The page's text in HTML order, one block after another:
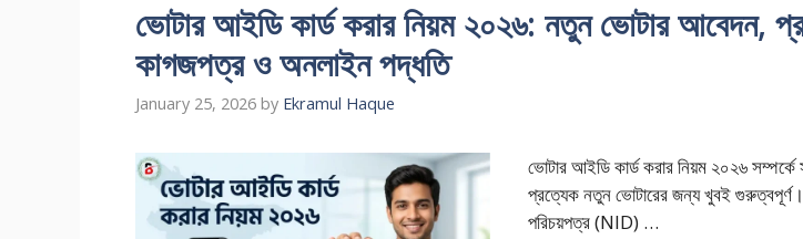
ভোটার আইডি কার্ড করার নিয়ম ২০২৬: নতুন ভোটার আবেদন,
কাগজপত্র ও অনলাইন পদ্ধতি
January 25, 2026 by Ekramul Haque
ভোটার আইডি কার্ড করার নিয়ম ২০২৬ সম্পর্কে
প্রত্যেক নতুন ভোটারের জন্য খুবই গুরুত্বপূর্ণ।
পরিচয়পত্র (NID) …